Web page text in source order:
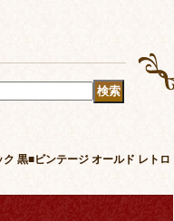
ク 黒■ビンテージ オールド レトロ